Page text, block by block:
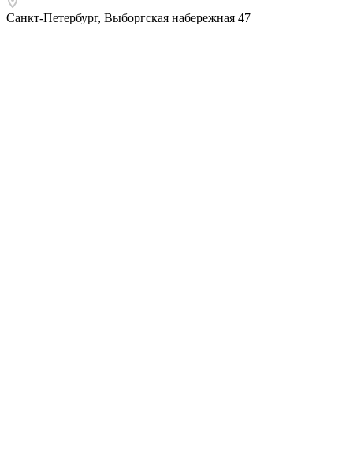
Санкт-Петербург, Выборгская набережная 47